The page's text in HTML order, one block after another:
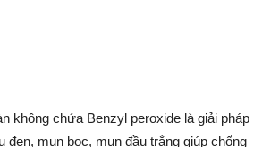
không chứa Benzyl peroxide là giải pháp
đen, mụn bọc, mụn đầu trắng giúp chống